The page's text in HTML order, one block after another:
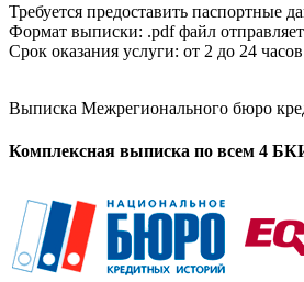
Требуется предоставить паспортные
Формат выписки: .pdf файл
Срок оказания услуги: от 2 до 24
Выписка Межрегионального бюро
Комплексная выписка по всем 4